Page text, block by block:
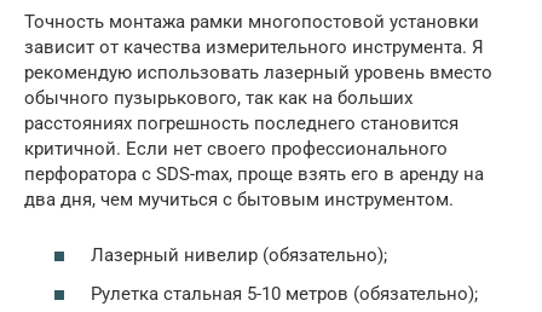
Точность монтажа рамки многопостовой установки
зависит от качества измерительного инструмента. Я
рекомендую использовать лазерный уровень вместо
обычного пузырькового, так как на больших
расстояниях погрешность последнего становится
критичной. Если нет своего профессионального
перфоратора с SDS-max, проще взять его в аренду на
два дня, чем мучиться с бытовым инструментом.
Лазерный нивелир (обязательно);
Рулетка стальная 5-10 метров (обязательно);